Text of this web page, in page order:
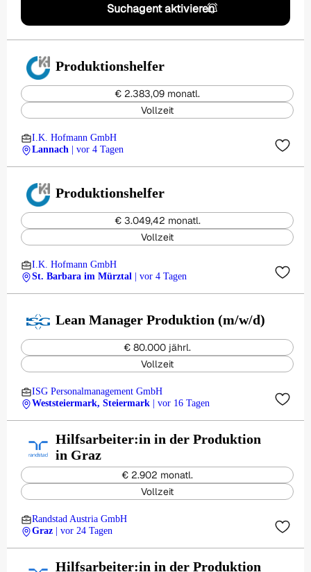
Suchagent aktivieren
Produktionshelfer
€ 2.383,09 monatl.
Vollzeit
I.K. Hofmann GmbH
Lannach
| vor 4 Tagen
Produktionshelfer
€ 3.049,42 monatl.
Vollzeit
I.K. Hofmann GmbH
St. Barbara im Mürztal
| vor 4 Tagen
Lean Manager Produktion (m/w/d)
€ 80.000 jährl.
Vollzeit
ISG Personalmanagement GmbH
Weststeiermark, Steiermark
| vor 16 Tagen
Hilfsarbeiter:in in der Produktion
in Graz
€ 2.902 monatl.
Vollzeit
Randstad Austria GmbH
Graz
| vor 24 Tagen
Hilfsarbeiter:in in der Produktion